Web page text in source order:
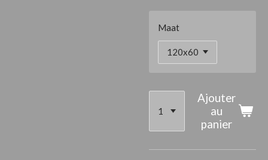
Maat
Ajouter
au
panier